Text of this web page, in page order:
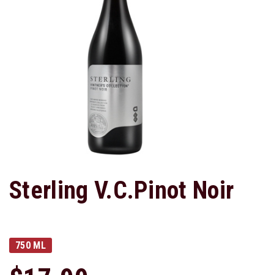
Sterling V.c.pinot Noir
750 ML